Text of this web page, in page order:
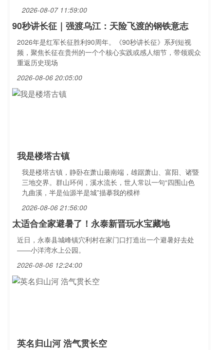
2026-08-07 11:59:00
90秒讲长征｜强渡乌江：天险飞渡的钢铁意志
2026年是红军长征胜利90周年。《90秒讲长征》系列短视
频，聚焦长征在贵州的一个个核心实践或感人细节，带领观众
重返历史现场
2026-08-06 20:05:00
我是楼塔古镇
我是楼塔古镇，静卧在萧山最南端，雄踞萧山、富阳、诸暨
三地交界。群山环伺，溪水流长，世人常以一句“四围山色
九曲溪，半是仙源半是城”描摹我的模样
2026-08-06 21:56:00
太适合全家避暑了！永泰新晋玩水宝藏地
近日，永泰县城峰镇穴利村在家门口打造出一个避暑好去处
——小洋湾水上公园。
2026-08-06 12:24:00
英名归山河 浩气贯长空